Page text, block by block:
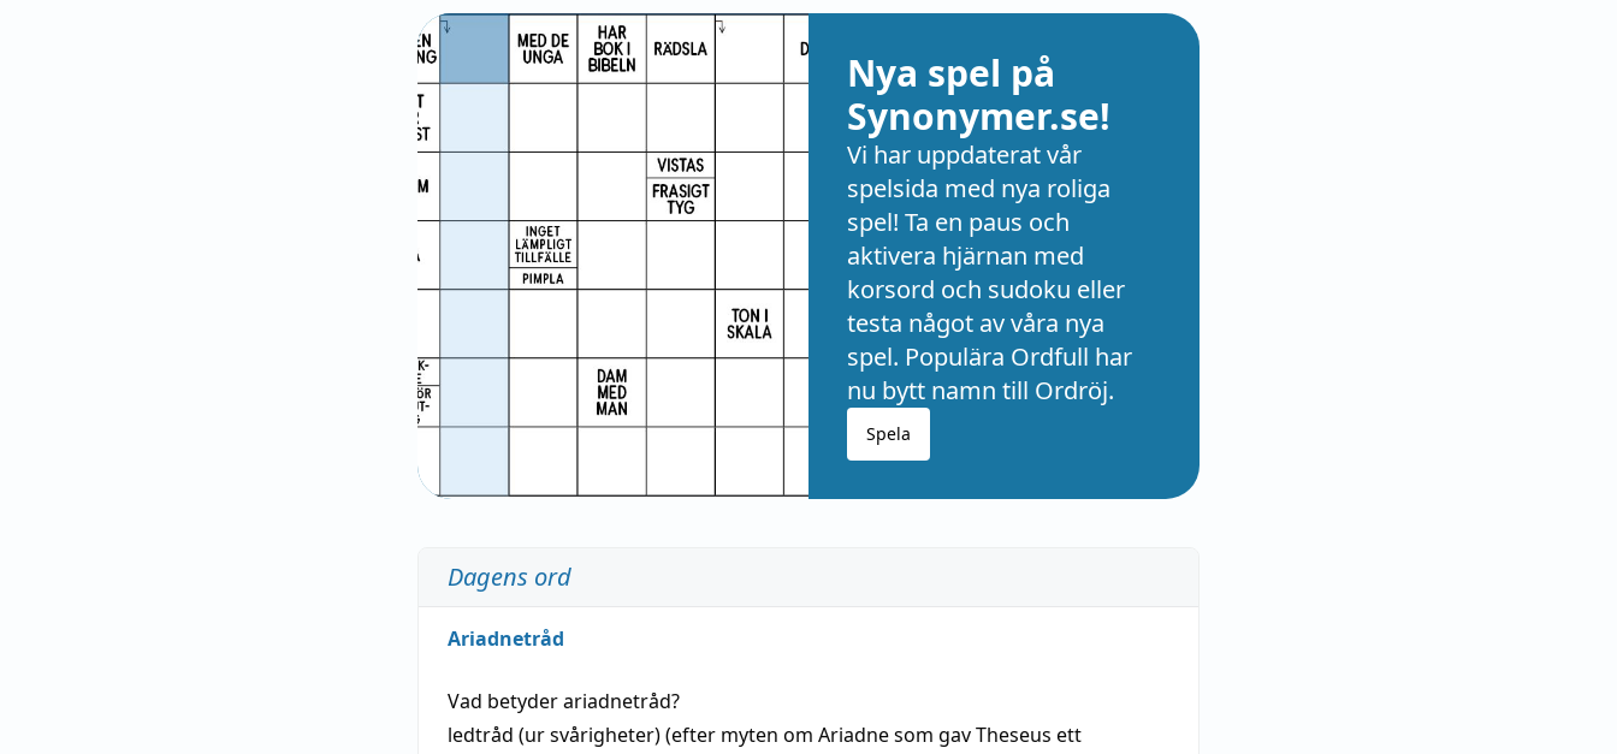
Nya spel på
Synonymer.se!
Vi har uppdaterat vår
spelsida med nya roliga
spel! Ta en paus och
aktivera hjärnan med
korsord och sudoku eller
testa något av våra nya
spel. Populära Ordfull har
nu bytt namn till Ordröj.
Spela
Dagens ord
Ariadnetråd
Vad betyderariadnetråd?
ledtråd (ur svårigheter) (efter myten om Ariadne som gav Theseus ett